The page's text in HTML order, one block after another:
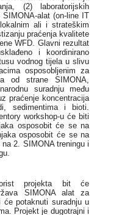
(2) laboratorijskih
alat (on-line IT
ali i strateškim
praćenja kvalitete
WFD. Glavni rezultat
i koordinirano
vodnog tijela u slivu
osposobljenim za
od strane SIMONA,
suradnju među
praćenje koncentracija
sedimentima i bioti.
u će biti
osposobit će se na
osposobit će se na
2. SIMONA treningu i
projekta bit će
SIMONA alat za
će potaknuti suradnju u
Projekt je dugotrajni i